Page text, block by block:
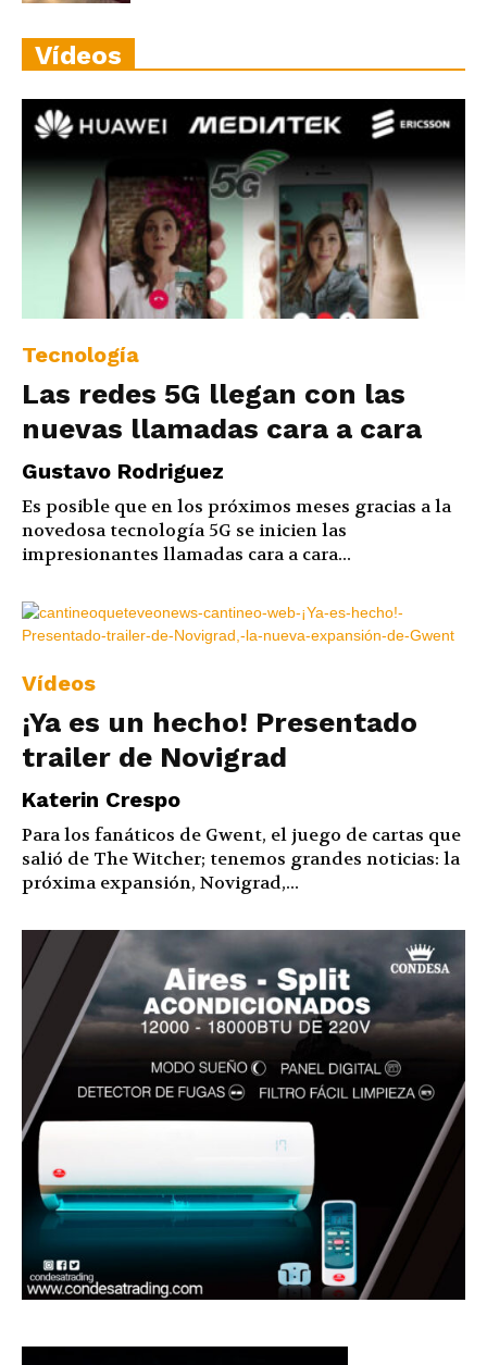
Vídeos
Tecnología
Las redes 5G llegan con las
nuevas llamadas cara a cara
Gustavo Rodriguez
Es posible que en los próximos meses gracias a la
novedosa tecnología 5G se inicien las
impresionantes llamadas cara a cara...
Vídeos
¡Ya es un hecho! Presentado
trailer de Novigrad
Katerin Crespo
Para los fanáticos de Gwent, el juego de cartas que
salió de The Witcher; tenemos grandes noticias: la
próxima expansión, Novigrad,...